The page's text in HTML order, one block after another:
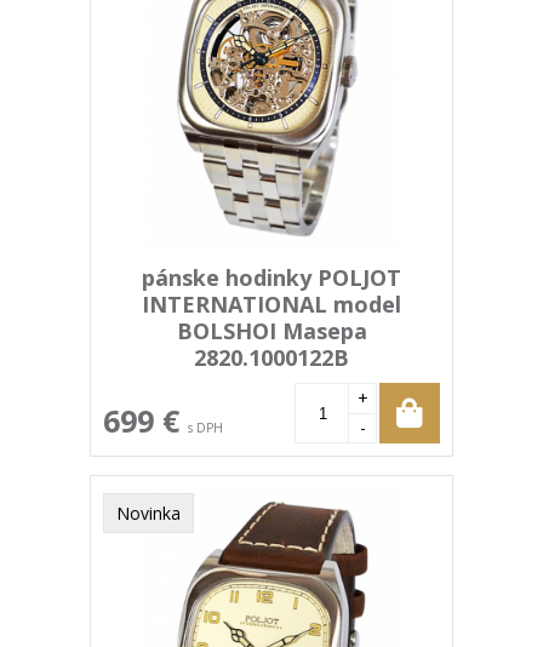
pánske hodinky POLJOT
INTERNATIONAL model
BOLSHOI Masepa
2820.1000122B
699 € s DPH
+
-
Novinka